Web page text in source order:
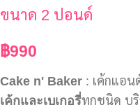
ขนาด 2 ปอนด์
฿990
Cake n' Baker : เค้กแอน
เค้กและเบเกอรี่ทุกชนิด บริ